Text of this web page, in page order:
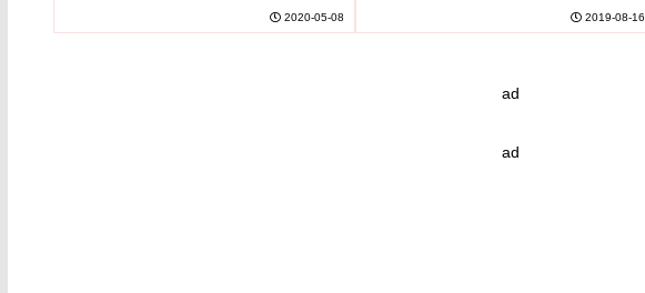
2020-05-08
り。・ 石炭や石油などの化石燃料の燃... 2019-08-16
ad
ad